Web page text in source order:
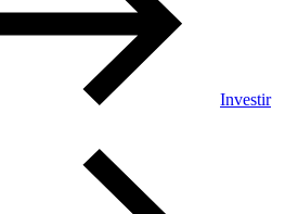
Investir